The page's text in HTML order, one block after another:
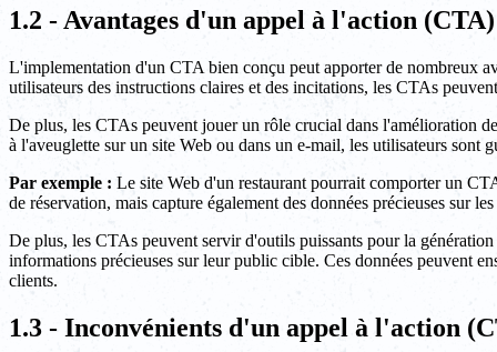
1.2 - Avantages d'un appel à l'action (CTA)
L'implementation d'un CTA bien conçu peut apporter de nombreux
utilisateurs des instructions claires et des incitations, les CTAs
De plus, les CTAs peuvent jouer un rôle crucial dans l'amélioration
à l'aveuglette sur un site Web ou dans un e-mail, les utilisateurs sont
Par exemple : Le site Web d'un restaurant pourrait comporter un
de réservation, mais capture également des données précieuses sur
De plus, les CTAs peuvent servir d'outils puissants pour la
informations précieuses sur leur public cible. Ces données peuvent
clients.
1.3 - Inconvénients d'un appel à l'action